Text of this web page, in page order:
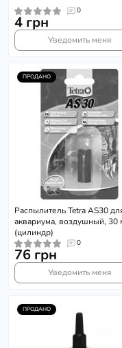
0
4 грн
Уведомить меня
ПРОДАНО
Распылитель Tetra AS30
аквариума, воздушный, 30
(цилиндр)
0
76 грн
Уведомить меня
ПРОДАНО